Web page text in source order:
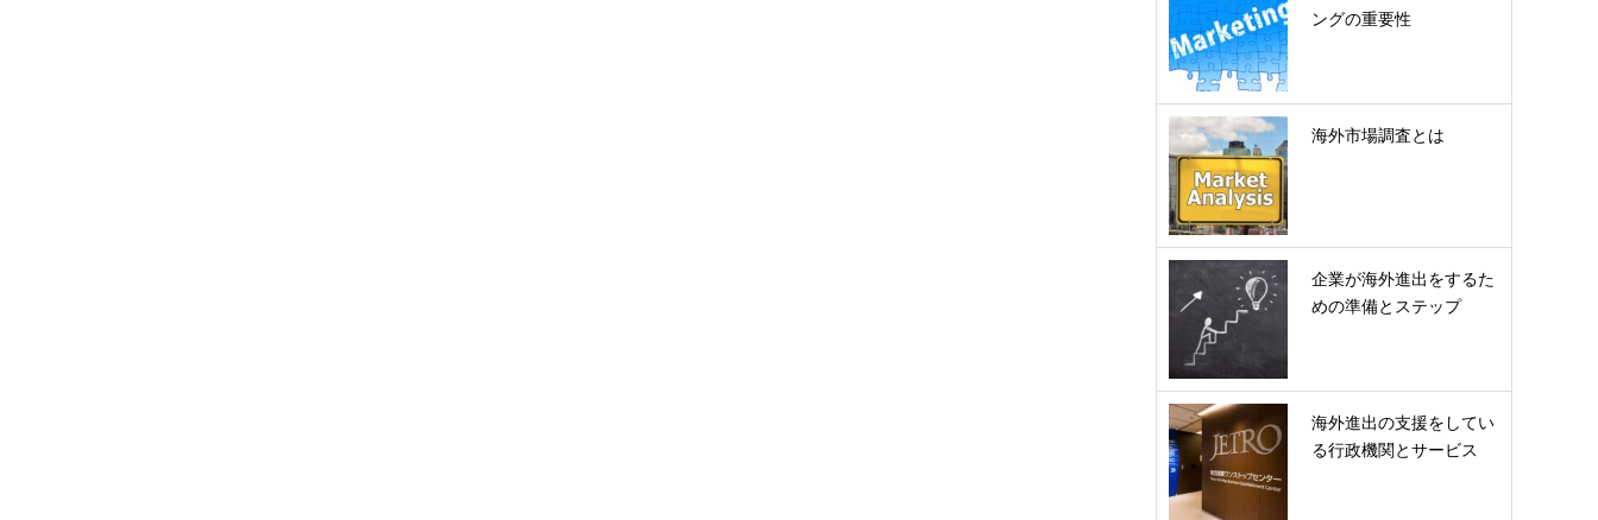
ングの重要性
海外市場調査とは
企業が海外進出をするた
めの準備とステップ
海外進出の支援をしてい
る行政機関とサービス